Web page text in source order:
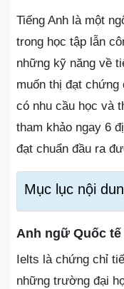
Tiếng Anh là một
trong học tập lẫn
những kỹ năng về
muốn thị đạt chứng
có nhu cầu học và
tham khảo ngay 6
đạt chuẩn đầu ra
Mục lục nội
Anh ngữ Quốc tế
Ielts là chứng chỉ
những trường đại